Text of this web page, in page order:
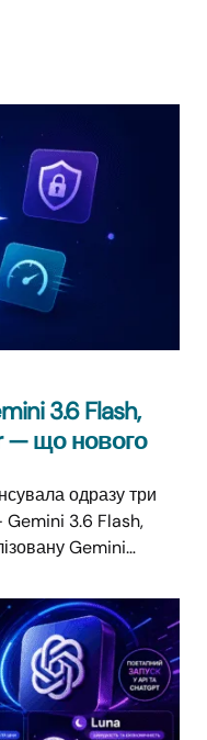
3.6 Flash,
— що нового
одразу три
Gemini 3.6 Flash,
Gemini…